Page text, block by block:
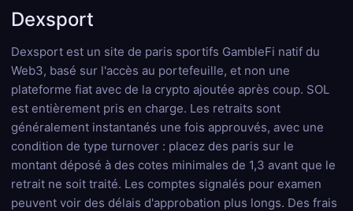
Dexsport
Dexsport est un site de paris sportifs GambleFi natif du
Web3, basé sur l'accès au portefeuille, et non une
plateforme fiat avec de la crypto ajoutée après coup. SOL
est entièrement pris en charge. Les retraits sont
généralement instantanés une fois approuvés, avec une
condition de type turnover : placez des paris sur le
montant déposé à des cotes minimales de 1,3 avant que le
retrait ne soit traité. Les comptes signalés pour examen
peuvent voir des délais d'approbation plus longs. Des frais